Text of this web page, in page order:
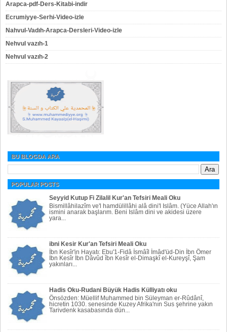
Arapca-pdf-Ders-Kitabi-indir
Ecrumiyye-Serhi-Video-izle
Nahvul-Vadıh-Arapca-Dersleri-Video-izle
Nehvul vazıh-1
Nehvul vazıh-2
BU BLOGDA ARA
POPULAR POSTS
Seyyid Kutup Fi Zilalil Kur'an Tefsiri Meali Oku
Bismillâhilazîm ve'l hamdülillâhi alâ dini'l Islâm. (Yüce Allah'ın
ismini anarak başlarım. Beni Islâm dini ve akidesi üzere
yara...
ibni Kesir Kur'an Tefsiri Meali Oku
İbn Kesîr'in Hayatı: Ebu'1-Fidâ İsmâîl İmâd'üd-Din İbn Ömer
İbn Kesîr İbn Dâvûd îbn Kesîr el-Dimaşkî el-Kureyşî, Şam
yakınları...
Hadis Oku-Rudani Büyük Hadis Külliyatı oku
Önsözden: Müellif Muhammed bin Süleyman er-Rûdânî,
hicretin 1030. senesinde Kuzey Afrika'nın Sus şehrine yakın
Tarivdenk kasabasında dün...